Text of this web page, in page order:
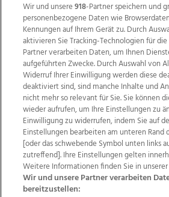
Wir über uns Mediadaten
Datenschutz
Impressum
AGB Website
Ehrenkodex
Wir und unsere918-Partner speichern und
personenbezogene Daten wie
Kennungen auf Ihrem Gerät zu. Durch
aktivieren Sie Tracking-Technologien für
Partner verarbeiten Daten, um Ihnen
aufgeführten Zwecke. Durch Auswahl von
Widerruf Ihrer Einwilligung werden diese
deaktiviert sind, sind manche Inhalte und
nicht mehr so relevant für Sie. Sie können
wieder aufrufen, um Ihre Einstellungen zu
Einwilligung zu widerrufen, indem Sie auf
Einstellungen bearbeiten am unteren Rand
[oder das schwebende Symbol unten links
zutreffend]. Ihre Einstellungen gelten
Weitere Informationen finden Sie in
Wir und unsere Partner verarbeiten
bereitzustellen: